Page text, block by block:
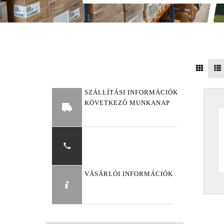
SZÁLLÍTÁSI INFORMÁCIÓK
KÖVETKEZŐ MUNKANAP
VÁSÁRLÓI INFORMÁCIÓK